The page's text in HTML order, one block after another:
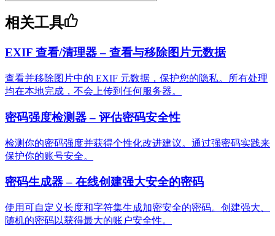
相关工具
EXIF 查看/清理器 – 查看与移除图片元数据
查看并移除图片中的 EXIF 元数据，保护您的隐私。所有处理
均在本地完成，不会上传到任何服务器。
密码强度检测器 – 评估密码安全性
检测你的密码强度并获得个性化改进建议。通过强密码实践来
保护你的账号安全。
密码生成器 – 在线创建强大安全的密码
使用可自定义长度和字符集生成加密安全的密码。创建强大、
随机的密码以获得最大的账户安全性。